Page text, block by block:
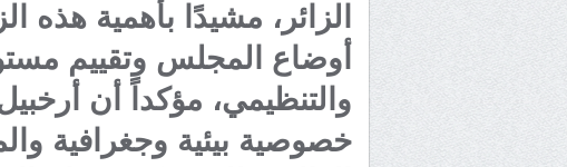
الزائر، مشيدًا بأهمية هذه
أوضاع المجلس وتقييم
والتنظيمي، مؤكداً أن
خصوصية بيئية وجغرافية